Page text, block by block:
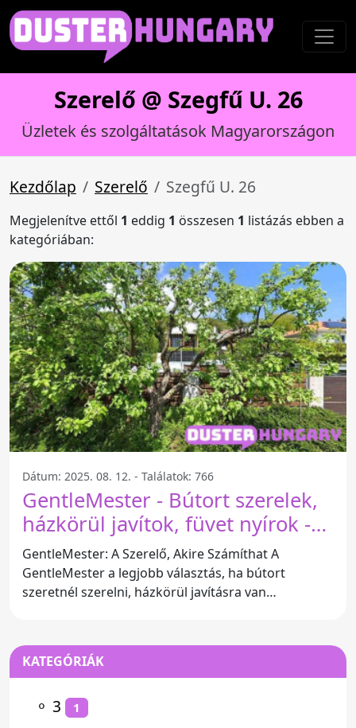
Szerelő @ Szegfű U. 26
Üzletek és szolgáltatások Magyarországon
Kezdőlap Szerelő Szegfű U. 26
Megjelenítve ettől 1 eddig 1 összesen 1 listázás ebben a
kategóriában:
Dátum: 2025. 08. 12. - Találatok: 766
GentleMester - Bútort szerelek,
házkörül javítok, füvet nyírok -
otthon, kertben vagy irodában -
Szegfű U. 26
GentleMester: A Szerelő, Akire Számíthat A
GentleMester a legjobb választás, ha bútort
szeretnél szerelni, házkörül javításra van
KATEGÓRIÁK
⚬ 3 1